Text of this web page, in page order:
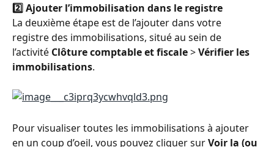
2️⃣ Ajouter l’immobilisation dans le registre
La deuxième étape est de l’ajouter dans votre
registre des immobilisations, situé au sein de
l’activité Clôture comptable et fiscale > Vérifier les
immobilisations.
Pour visualiser toutes les immobilisations à ajouter
en un coup d’oeil, vous pouvez cliquer sur Voir la (ou